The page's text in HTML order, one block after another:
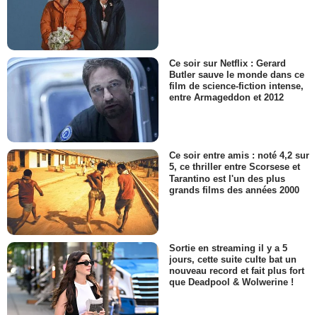
Ce soir sur Netflix : Gerard
Butler sauve le monde dans ce
film de science-fiction intense,
entre Armageddon et 2012
Ce soir entre amis : noté 4,2 sur
5, ce thriller entre Scorsese et
Tarantino est l'un des plus
grands films des années 2000
Sortie en streaming il y a 5
jours, cette suite culte bat un
nouveau record et fait plus fort
que Deadpool & Wolwerine !